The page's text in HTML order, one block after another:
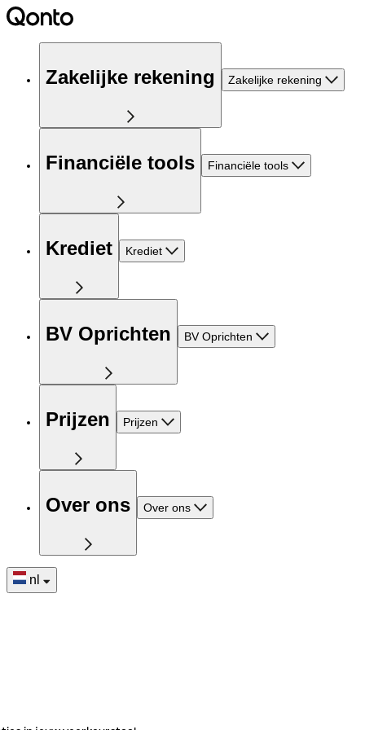
Zakelijke rekening Zakelijke rekening
Financiële tools Financiële tools
Krediet Krediet
BV Oprichten BV Oprichten
Prijzen Prijzen
Over ons Over ons
nl